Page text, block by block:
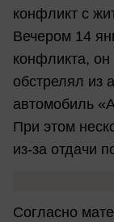
конфликт с
Вечером 14
конфликта, он
обстрелял из
автомобиль
При этом
из-за отдачи
Согласно